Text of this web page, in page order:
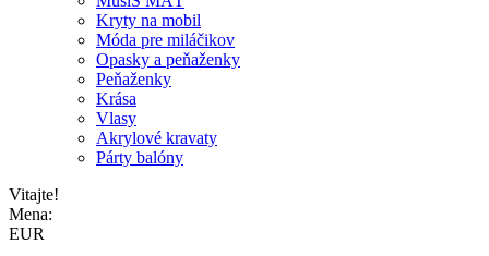
Kryty na mobil
Móda pre miláčikov
Opasky a peňaženky
Peňaženky
Krása
Vlasy
Akrylové kravaty
Párty balóny
Vitajte!
Mena:
EUR